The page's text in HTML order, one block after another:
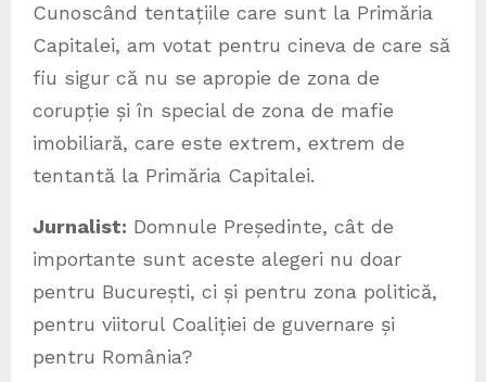
Cunoscând tentațiile care sunt la Primăria
Capitalei, am votat pentru cineva de care să
fiu sigur că nu se apropie de zona de
corupție și în special de zona de mafie
imobiliară, care este extrem, extrem de
tentantă la Primăria Capitalei.
Jurnalist: Domnule Președinte, cât de
importante sunt aceste alegeri nu doar
pentru București, ci și pentru zona politică,
pentru viitorul Coaliției de guvernare și
pentru România?